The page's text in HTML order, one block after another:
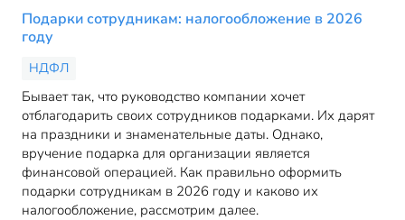
Подарки сотрудникам: налогообложение в 2026
году
НДФЛ
Бывает так, что руководство компании хочет
отблагодарить своих сотрудников подарками. Их дарят
на праздники и знаменательные даты. Однако,
вручение подарка для организации является
финансовой операцией. Как правильно оформить
подарки сотрудникам в 2026 году и каково их
налогообложение, рассмотрим далее.